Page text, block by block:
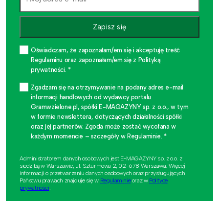
Zapisz się
Oświadczam, że zapoznałam/em się i akceptuję treść
Regulaminu oraz zapoznałam/em się z Polityką
prywatności. *
Zgadzam się na otrzymywanie na podany adres e-mail
informacji handlowych od wydawcy portalu
Gramwzielone.pl, spółki E-MAGAZYNY sp. z o.o., w tym
w formie newslettera, dotyczących działalności spółki
oraz jej partnerów. Zgoda może zostać wycofana w
każdym momencie – szczegóły w Regulaminie. *
Administratorem danych osobowych jest E-MAGAZYNY sp. z o.o. z
siedzibą w Warszawie, ul. Szturmowa 2, 02-678 Warszawa. Więcej
informacji o przetwarzaniu danych osobowych oraz przysługujących
Państwu prawach znajduje się w Regulaminieoraz w Polityce
prywatności.